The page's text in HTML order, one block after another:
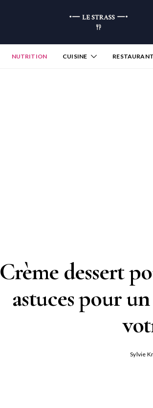
NUTRITION CUISINE RESTAURANT
Crème dessert
astuces pour
Sylvie